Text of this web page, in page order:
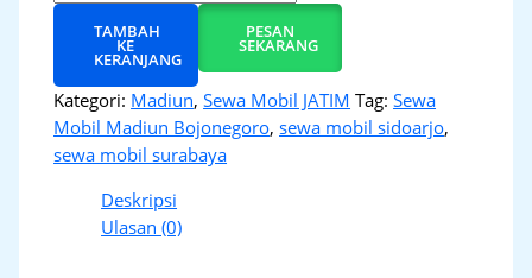
TAMBAH
KE
KERANJANG
PESAN
SEKARANG
Kategori: Madiun,Sewa Mobil JATIM Tag:Sewa
Mobil Madiun Bojonegoro,sewa mobil sidoarjo,
sewa mobil surabaya
Deskripsi
Ulasan (0)